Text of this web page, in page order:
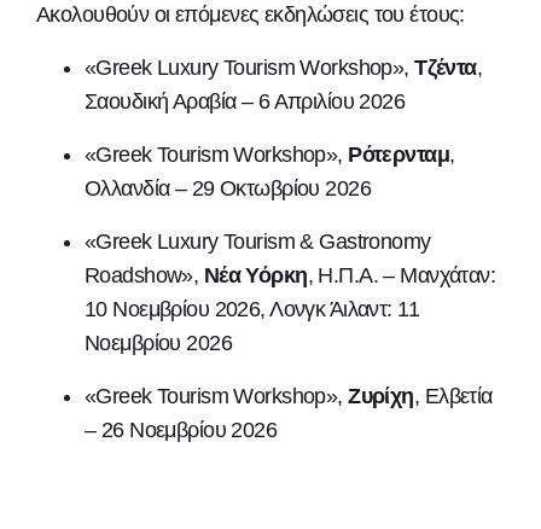
Ακολουθούν οι επόμενες εκδηλώσεις του έτους:
«Greek Luxury Tourism Workshop»,Τζέντα,
Σαουδική Αραβία – 6 Απριλίου 2026
«Greek Tourism Workshop», Ρότερνταμ,
Ολλανδία – 29 Οκτωβρίου 2026
«Greek Luxury Tourism & Gastronomy
Roadshow», Νέα Υόρκη, Η.Π.Α. – Μανχάταν:
10 Νοεμβρίου 2026, Λονγκ Άιλαντ: 11
Νοεμβρίου 2026
«Greek Tourism Workshop»,Ζυρίχη, Ελβετία
– 26 Νοεμβρίου 2026